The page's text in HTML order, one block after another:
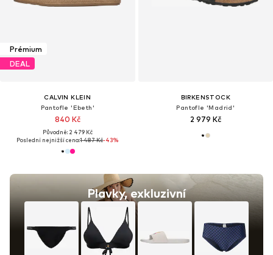
Prémium
DEAL
CALVIN KLEIN
Pantofle 'Ebeth'
840 Kč
Původně: 2 479 Kč
Poslední nejnižší cena:1 487 Kč-43%
Plavky, exkluzivní
BIRKENSTOCK
Pantofle 'Madrid'
2 979 Kč